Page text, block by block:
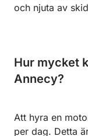
och njuta av
Hur mycket
Annecy?
Att hyra en
per dag. Detta